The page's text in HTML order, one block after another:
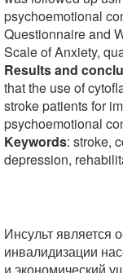
psychoemotional
Questionnaire and
Scale of Anxiety,
Results and
that the use of
stroke patients for
psychoemotional
Keywords: stroke,
depression,
Инсульт является
инвалидизации
и экономический